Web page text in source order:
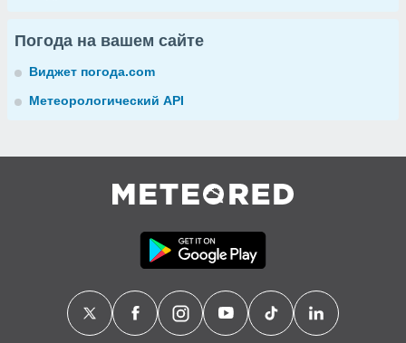
Погода на вашем сайте
Виджет погода.com
Метеорологический API